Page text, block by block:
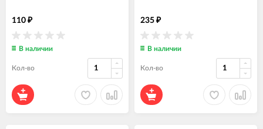
110 ₽
В наличии
Кол-во
235 ₽
В наличии
Кол-во